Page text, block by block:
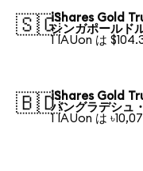
🇸🇬iShares Gold
シンガポールド
1 IAUon は
🇧🇩iShares Gold
バングラデシュ
1 IAUon は